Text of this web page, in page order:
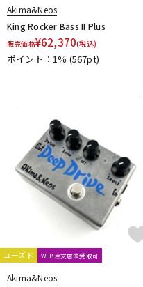
Akima&Neos
King Rocker Bass II Plus
販売価格¥62,370(税込)
ポイント：1% (567pt)
ユーズド WEB注文店頭受取可
Akima&Neos